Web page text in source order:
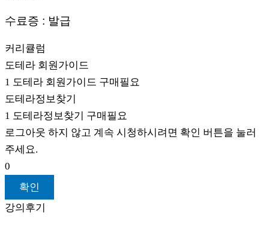
수료증 : 발급
커리큘럼
도테라 회원가이드
1 도테라 회원가이드 구매필요
도테라정보찾기
1 도테라정보찾기 구매필요
로그아웃 하지 않고 계속 시청하시려면 확인 버튼을 눌러
주세요.
0
확인
강의후기